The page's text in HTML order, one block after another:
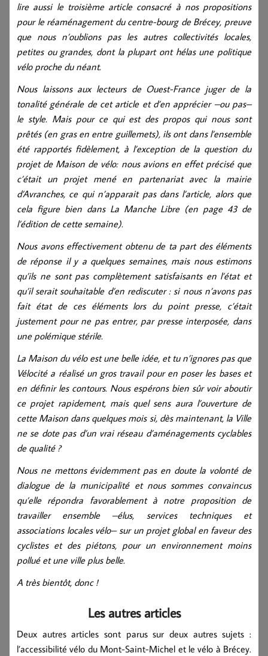
lire aussi le troisième article consacré à nos propositions
pour le réaménagement du centre-bourg de Brécey, preuve
que nous n’oublions pas les autres collectivités locales,
petites ou grandes, dont la plupart ont hélas une politique
vélo proche du néant.
Nous laissons aux lecteurs de Ouest-France juger de la
tonalité générale de cet article et d’en apprécier –ou pas–
le style. Mais pour ce qui est des propos qui nous sont
prêtés (en gras en entre guillemets), ils ont dans l’ensemble
été rapportés fidèlement, à l’exception de la question du
projet de Maison de vélo: nous avions en effet précisé que
c’était un projet mené en partenariat avec la mairie
d’Avranches, ce qui n’apparait pas dans l’article, alors que
cela figure bien dans La Manche Libre (en page 43 de
l’édition de cette semaine).
Nous avons effectivement obtenu de ta part des éléments
de réponse il y a quelques semaines, mais nous estimons
qu’ils ne sont pas complètement satisfaisants en l’état et
qu’il serait souhaitable d’en rediscuter : si nous n’avons pas
fait état de ces éléments lors du point presse, c’était
justement pour ne pas entrer, par presse interposée, dans
une polémique stérile.
La Maison du vélo est une belle idée, et tu n’ignores pas que
Vélocité a réalisé un gros travail pour en poser les bases et
en définir les contours. Nous espérons bien sûr voir aboutir
ce projet rapidement, mais quel sens aura l’ouverture de
cette Maison dans quelques mois si, dès maintenant, la Ville
ne se dote pas d’un vrai réseau d’aménagements cyclables
de qualité ?
Nous ne mettons évidemment pas en doute la volonté de
dialogue de la municipalité et nous sommes convaincus
qu’elle répondra favorablement à notre proposition de
travailler ensemble –élus, services techniques et
associations locales vélo– sur un projet global en faveur des
cyclistes et des piétons, pour un environnement moins
pollué et une ville plus belle.
A très bientôt, donc !
Les autres articles
Deux autres articles sont parus sur deux autres sujets :
l’accessibilité vélo du Mont-Saint-Michel et le vélo à Brécey.